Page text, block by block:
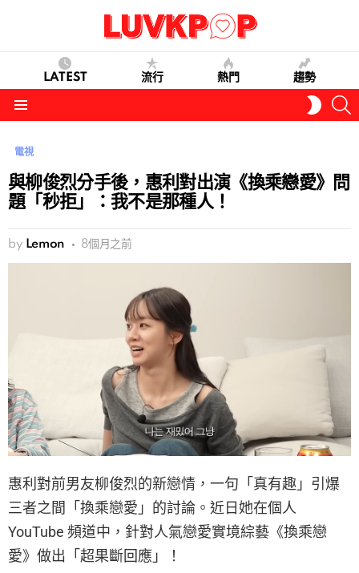
LATEST 流行 熱門 趨勢
SKIN
電視
與柳俊烈分手後，惠利對出演《換乘戀愛》問
題「秒拒」：我不是那種人！
by Lemon 8個月之前
惠利對前男友柳俊烈的新戀情，一句「真有趣」引爆
三者之間「換乘戀愛」的討論。近日她在個人
YouTube 頻道中，針對人氣戀愛實境綜藝《換乘戀
愛》做出「超果斷回應」！